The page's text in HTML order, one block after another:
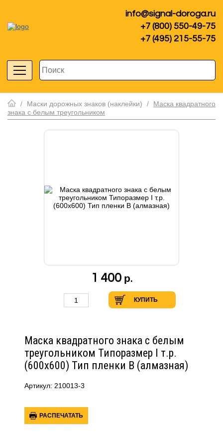
info@signal-doroga.ru
+7 (800) 550-49-75
+7 (495) 215-55-75
/ Маски дорожных знаков (наклейки) /
Маска квадратного
знака с белым треугольником
Маска квадратного знака с белым
треугольником Типоразмер I т.р.
(600х600) Тип пленки В (алмазная)
Артикул: 210013-3
РАСПЕЧАТАТЬ
1 400 р.
КУПИТЬ